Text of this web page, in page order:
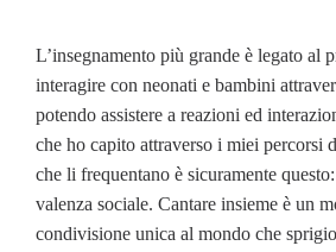
L’insegnamento più grande è legato al
interagire con neonati e bambini
potendo assistere a reazioni ed
che ho capito attraverso i miei percorsi
che li frequentano è sicuramente
valenza sociale. Cantare insieme è un
condivisione unica al mondo che